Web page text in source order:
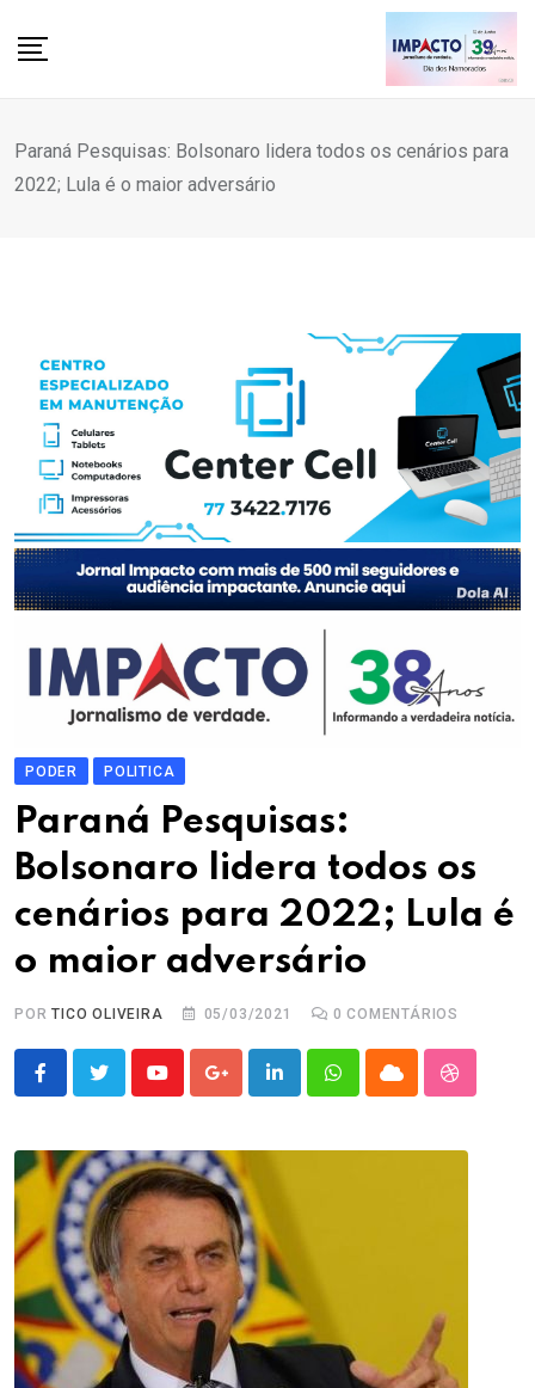
Paraná Pesquisas: Bolsonaro lidera todos os cenários para
2022; Lula é o maior adversário
PODER POLITICA
Paraná Pesquisas:
Bolsonaro lidera todos os
cenários para 2022; Lula é
o maior adversário
PORTICO OLIVEIRA 05/03/2021 0 COMENTÁRIOS
YoutubeGoogle+LinkedInWhatsappCloud